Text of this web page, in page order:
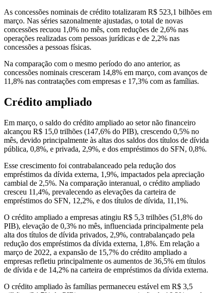
As concessões nominais de crédito totalizaram R$ 523,1 bilhões em
março. Nas séries sazonalmente ajustadas, o total de novas
concessões recuou 1,0% no mês, com reduções de 2,6% nas
operações realizadas com pessoas jurídicas e de 2,2% nas
concessões a pessoas físicas.
Na comparação com o mesmo período do ano anterior, as
concessões nominais cresceram 14,8% em março, com avanços de
11,8% nas contratações com empresas e 17,3% com as famílias.
Crédito ampliado
Em março, o saldo do crédito ampliado ao setor não financeiro
alcançou R$ 15,0 trilhões (147,6% do PIB), crescendo 0,5% no
mês, devido principalmente às altas dos saldos dos títulos de dívida
pública, 0,8%, e privada, 2,9%, e dos empréstimos do SFN, 0,8%.
Esse crescimento foi contrabalanceado pela redução dos
empréstimos da dívida externa, 1,9%, impactados pela apreciação
cambial de 2,5%. Na comparação interanual, o crédito ampliado
cresceu 11,4%, prevalecendo as elevações da carteira de
empréstimos do SFN, 12,2%, e dos títulos de dívida, 11,1%.
O crédito ampliado a empresas atingiu R$ 5,3 trilhões (51,8% do
PIB), elevação de 0,3% no mês, influenciada principalmente pela
alta dos títulos de dívida privados, 2,9%, contrabalançado pela
redução dos empréstimos da dívida externa, 1,8%. Em relação a
março de 2022, a expansão de 15,7% do crédito ampliado a
empresas refletiu principalmente os aumentos de 36,5% em títulos
de dívida e de 14,2% na carteira de empréstimos da dívida externa.
O crédito ampliado às famílias permaneceu estável em R$ 3,5